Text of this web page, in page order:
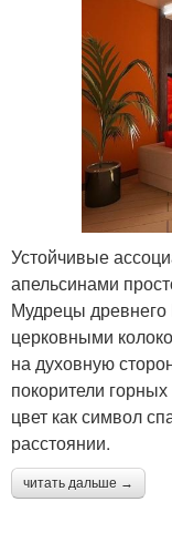
Устойчивые
апельсинами
Мудрецы древнего
церковными
на духовную
покорители
цвет как символ
расстоянии.
читать дальше →